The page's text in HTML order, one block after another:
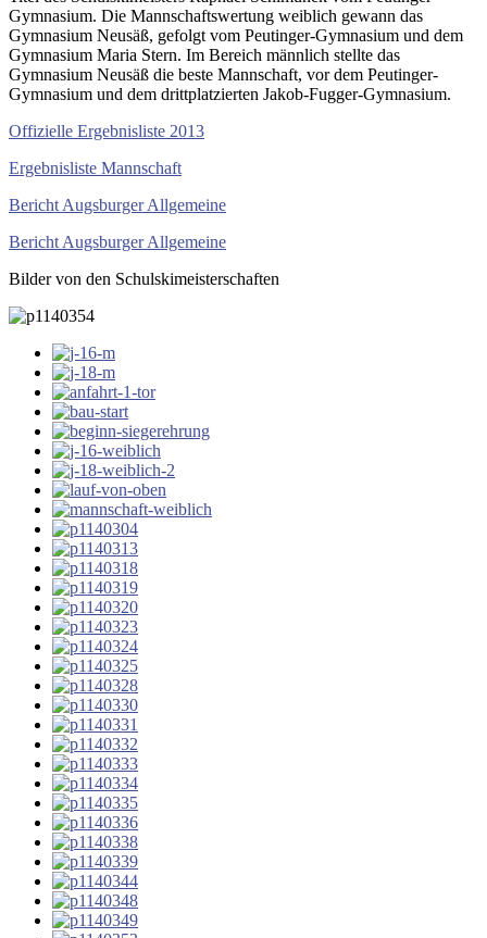
Gymnasium. Die Mannschaftswertung weiblich gewann das
Gymnasium Neusäß, gefolgt vom Peutinger-Gymnasium und dem
Gymnasium Maria Stern. Im Bereich männlich stellte das
Gymnasium Neusäß die beste Mannschaft, vor dem Peutinger-
Gymnasium und dem drittplatzierten Jakob-Fugger-Gymnasium.
Offizielle Ergebnisliste 2013
Ergebnisliste Mannschaft
Bericht Augsburger Allgemeine
Bericht Augsburger Allgemeine
Bilder von den Schulskimeisterschaften